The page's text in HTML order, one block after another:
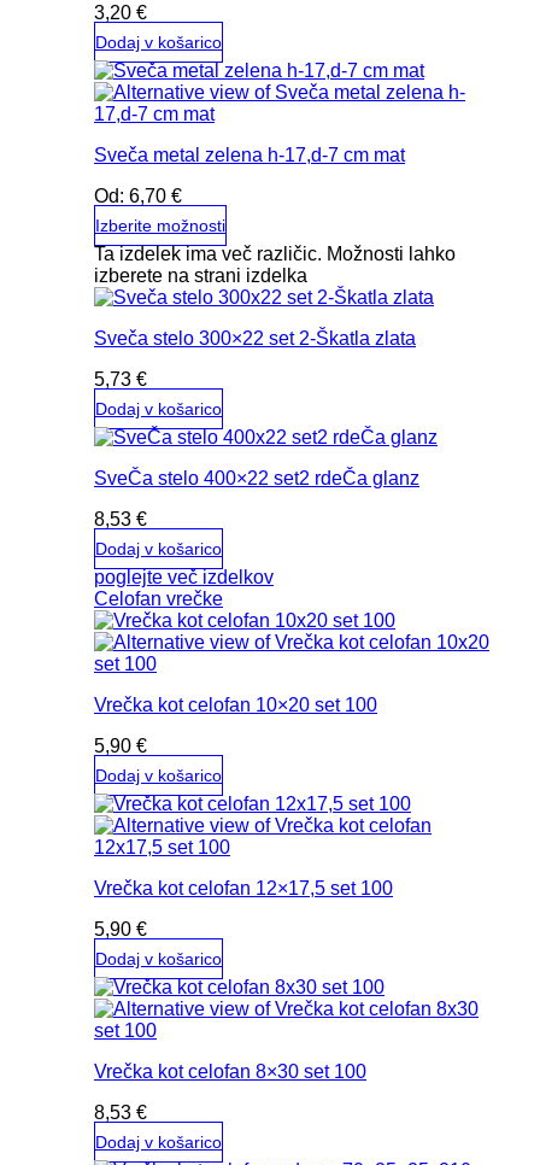
3,20 €
Dodaj v košarico
Sveča metal zelena h-17,d-7 cm mat
Od: 6,70 €
Izberite možnosti
Ta izdelek ima več različic. Možnosti lahko
izberete na strani izdelka
Sveča stelo 300×22 set 2-Škatla zlata
5,73 €
Dodaj v košarico
SveČa stelo 400×22 set2 rdeČa glanz
8,53 €
Dodaj v košarico
poglejte več izdelkov
Celofan vrečke
Vrečka kot celofan 10×20 set 100
5,90 €
Dodaj v košarico
Vrečka kot celofan 12×17,5 set 100
5,90 €
Dodaj v košarico
Vrečka kot celofan 8×30 set 100
8,53 €
Dodaj v košarico